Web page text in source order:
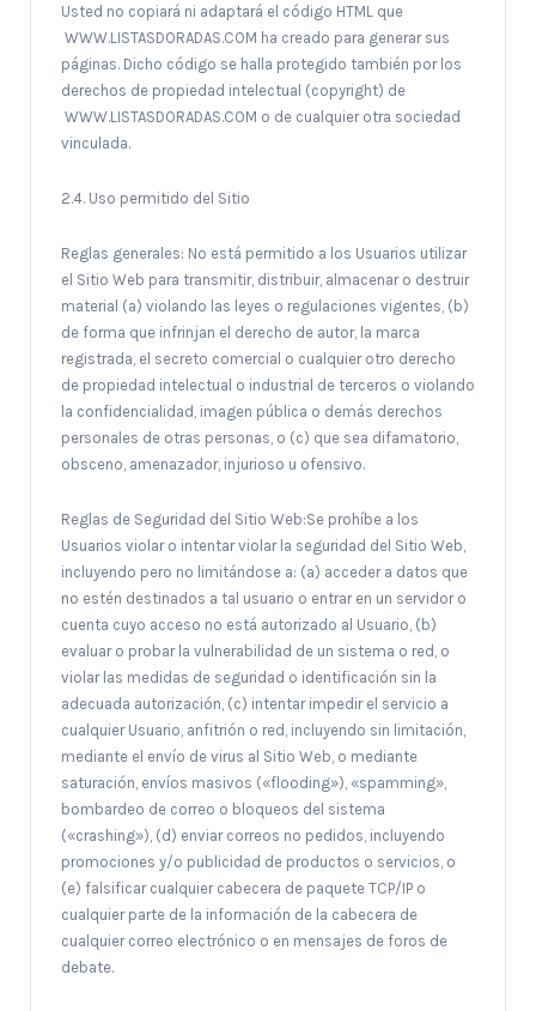
Usted no copiará ni adaptará el código HTML que
WWW.LISTASDORADAS.COM ha creado para generar sus
páginas. Dicho código se halla protegido también por los
derechos de propiedad intelectual (copyright) de
WWW.LISTASDORADAS.COM o de cualquier otra sociedad
vinculada.
2.4. Uso permitido del Sitio
Reglas generales: No está permitido a los Usuarios utilizar
el Sitio Web para transmitir, distribuir, almacenar o destruir
material (a) violando las leyes o regulaciones vigentes, (b)
de forma que infrinjan el derecho de autor, la marca
registrada, el secreto comercial o cualquier otro derecho
de propiedad intelectual o industrial de terceros o violando
la confidencialidad, imagen pública o demás derechos
personales de otras personas, o (c) que sea difamatorio,
obsceno, amenazador, injurioso u ofensivo.
Reglas de Seguridad del Sitio Web:Se prohíbe a los
Usuarios violar o intentar violar la seguridad del Sitio Web,
incluyendo pero no limitándose a: (a) acceder a datos que
no estén destinados a tal usuario o entrar en un servidor o
cuenta cuyo acceso no está autorizado al Usuario, (b)
evaluar o probar la vulnerabilidad de un sistema o red, o
violar las medidas de seguridad o identificación sin la
adecuada autorización, (c) intentar impedir el servicio a
cualquier Usuario, anfitrión o red, incluyendo sin limitación,
mediante el envío de virus al Sitio Web, o mediante
saturación, envíos masivos («flooding»), «spamming»,
bombardeo de correo o bloqueos del sistema
(«crashing»), (d) enviar correos no pedidos, incluyendo
promociones y/o publicidad de productos o servicios, o
(e) falsificar cualquier cabecera de paquete TCP/IP o
cualquier parte de la información de la cabecera de
cualquier correo electrónico o en mensajes de foros de
debate.